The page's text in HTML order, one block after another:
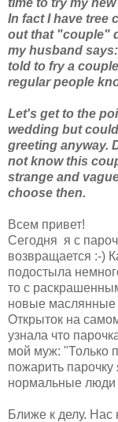
In fact I have tree
out that "couple"
my husband
told to fry a
regular people
Let's get to the
wedding but
greeting anyway.
not know this
strange and
choose then.
Всем привет!
Сегодня я с
возвращается :-)
подостыла
то с
новые маслянные
Открыток на
узнала что
мой муж: "Только
пожарить
нормальные люди
Ближе к делу. Нас